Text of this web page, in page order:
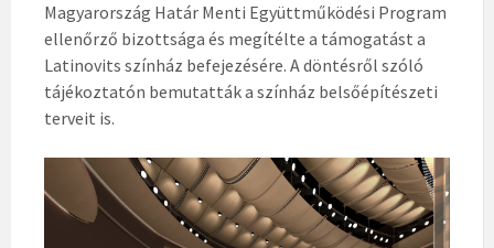
Magyarország Határ Menti Együttműködési Program
ellenőrző bizottsága és megítélte a támogatást a
Latinovits színház befejezésére. A döntésről szóló
tájékoztatón bemutatták a színház belsőépítészeti
terveit is.